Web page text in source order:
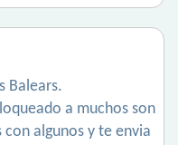
Balears.
a muchos son
algunos y te envia